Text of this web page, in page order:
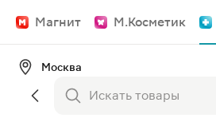
Магнит М.Косметик
Москва